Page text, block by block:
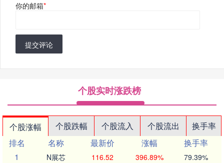
你的邮箱*
提交评论
个股实时涨跌榜
个股涨幅 个股跌幅 个股流入 个股流出
换手率
排名
名称 最新价 涨幅
换手率
1
N展芯 116.52 396.89% 79.39%